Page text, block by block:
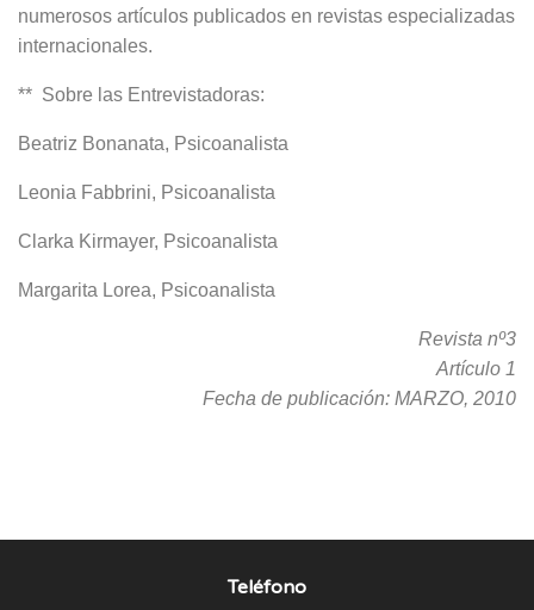
numerosos artículos publicados en revistas especializadas
internacionales.
** Sobre las Entrevistadoras:
Beatriz Bonanata, Psicoanalista
Leonia Fabbrini, Psicoanalista
Clarka Kirmayer, Psicoanalista
Margarita Lorea, Psicoanalista
Revista nº3
Artículo 1
Fecha de publicación: MARZO, 2010
Teléfono